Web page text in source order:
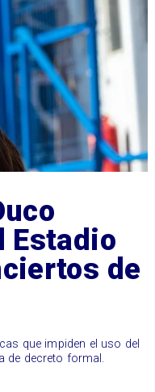
Estadio
de
que impiden el uso del
de decreto formal.